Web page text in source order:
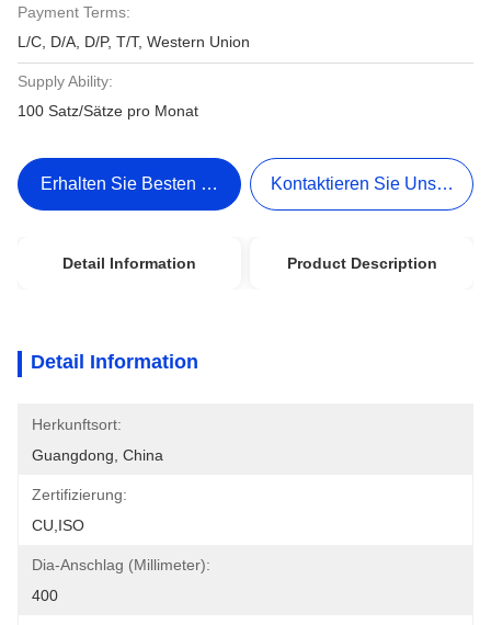
Payment Terms:
L/C, D/A, D/P, T/T, Western Union
Supply Ability:
100 Satz/Sätze pro Monat
Erhalten Sie Besten Preis Kontaktieren Sie Uns Jetzt
Detail Information Product Description
Detail Information
Herkunftsort:
Guangdong, China
Zertifizierung:
CU,ISO
Dia-Anschlag (Millimeter):
400